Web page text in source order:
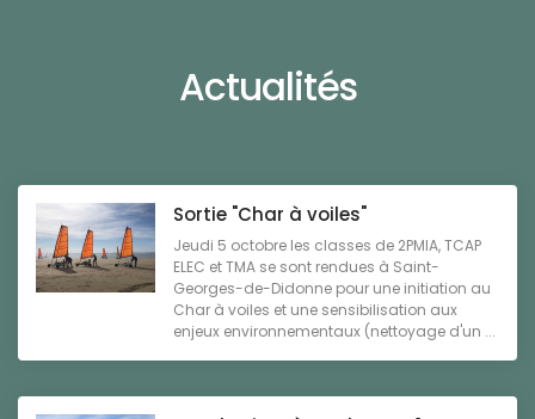
Actualités
Sortie "Char à voiles"
Jeudi 5 octobre les classes de 2PMIA, TCAP
ELEC et TMA se sont rendues à Saint-
Georges-de-Didonne pour une initiation au
Char à voiles et une sensibilisation aux
enjeux environnementaux (nettoyage d'un ...